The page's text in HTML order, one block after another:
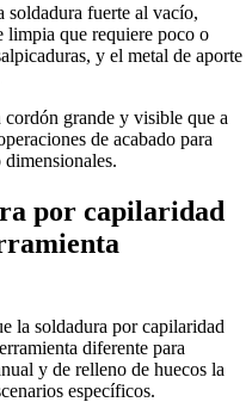
soldadura fuerte al vacío,
limpia que requiere poco o
y el metal de aporte
grande y visible que a
de acabado para
por capilaridad
la soldadura por capilaridad
diferente para
y de relleno de huecos la
específicos.